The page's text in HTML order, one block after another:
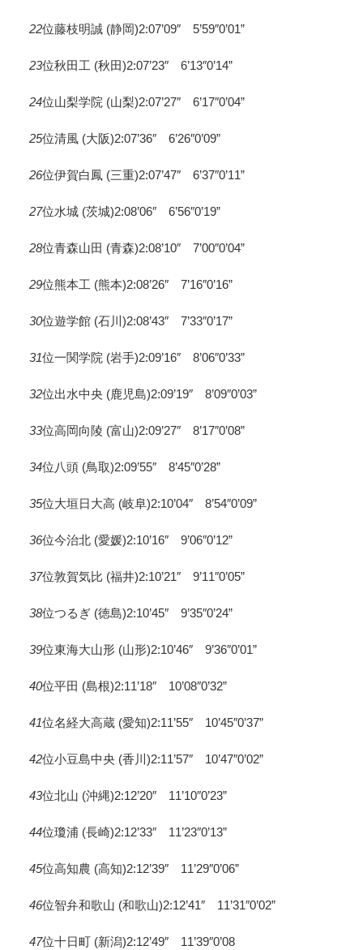
22位藤枝明誠 (静岡)2:07’09″ 5’59″0’01”
23位秋田工 (秋田)2:07’23″ 6’13″0’14”
24位山梨学院 (山梨)2:07’27″ 6’17″0’04”
25位清風 (大阪)2:07’36″ 6’26″0’09”
26位伊賀白鳳 (三重)2:07’47″ 6’37″0’11”
27位水城 (茨城)2:08’06″ 6’56″0’19”
28位青森山田 (青森)2:08’10″ 7’00″0’04”
29位熊本工 (熊本)2:08’26″ 7’16″0’16”
30位遊学館 (石川)2:08’43″ 7’33″0’17”
31位一関学院 (岩手)2:09’16″ 8’06″0’33”
32位出水中央 (鹿児島)2:09’19″ 8’09″0’03”
33位高岡向陵 (富山)2:09’27″ 8’17″0’08”
34位八頭 (鳥取)2:09’55″ 8’45″0’28”
35位大垣日大高 (岐阜)2:10’04″ 8’54″0’09”
36位今治北 (愛媛)2:10’16″ 9’06″0’12”
37位敦賀気比 (福井)2:10’21″ 9’11″0’05”
38位つるぎ (徳島)2:10’45″ 9’35″0’24”
39位東海大山形 (山形)2:10’46″ 9’36″0’01”
40位平田 (島根)2:11’18″ 10’08″0’32”
41位名経大高蔵 (愛知)2:11’55″ 10’45″0’37”
42位小豆島中央 (香川)2:11’57″ 10’47″0’02”
43位北山 (沖縄)2:12’20″ 11’10″0’23”
44位瓊浦 (長崎)2:12’33″ 11’23″0’13”
45位高知農 (高知)2:12’39″ 11’29″0’06”
46位智弁和歌山 (和歌山)2:12’41″ 11’31″0’02”
47位十日町 (新潟)2:12’49″ 11’39″0’08